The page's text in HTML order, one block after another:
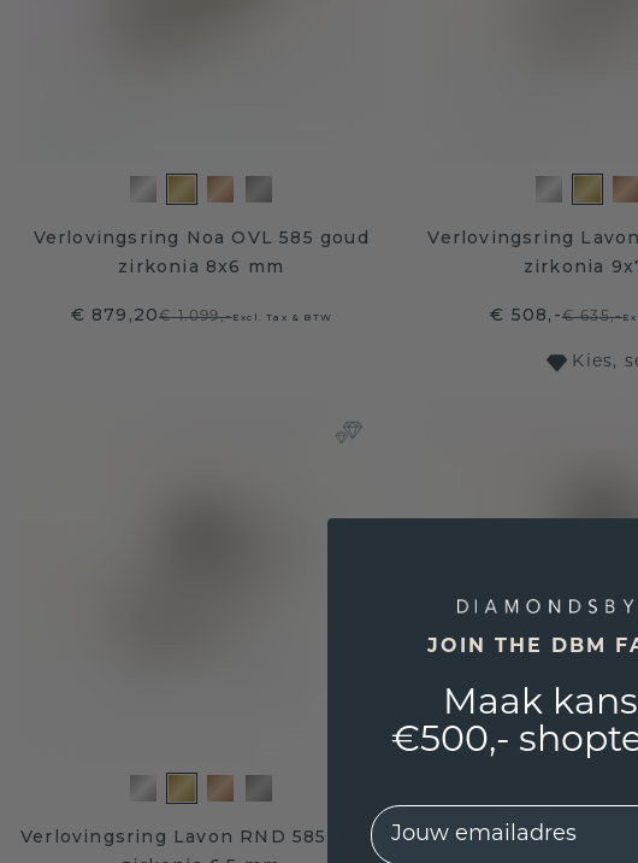
Verlovingsring Noa OVL 585 goud
zirkonia 8x6 mm
€ 879,20€ 1.099,-Excl. Tax & BTW
Verlovingsring
zirkonia
€ 508,-€ 635,-
Kies,
Verlovingsring Lavon RND 585 goud
Verlovingsring
JOIN THE DBM
Maak
€500,-
EMail